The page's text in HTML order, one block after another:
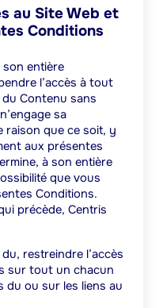
au Site Web et
Conditions
son entière
l’accès à tout
Contenu sans
sa
raison que ce soit, y
aux présentes
à son entière
que vous
Conditions.
précède, Centris
restreindre l’accès
sur tout un chacun
du ou sur les liens au